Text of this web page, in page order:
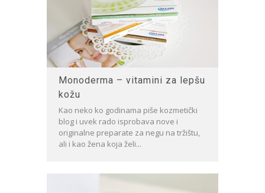
Monoderma – vitamini za lepšu
kožu
Kao neko ko godinama piše kozmetički
blog i uvek rado isprobava nove i
originalne preparate za negu na tržištu,
ali i kao žena koja želi...